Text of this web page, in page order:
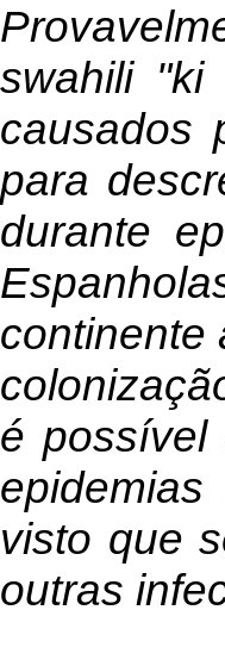
swahili "ki
causados
para
durante
continente
é possível
visto que
outras